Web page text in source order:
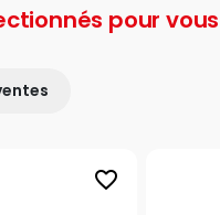
pour vous
favorite_border